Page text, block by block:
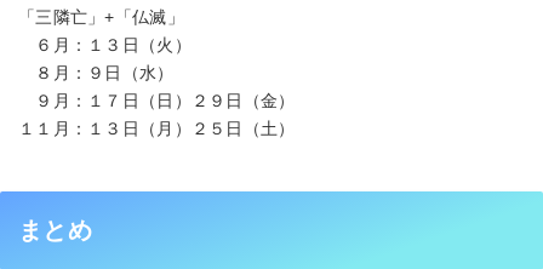
「三隣亡」+「仏滅」
６月：１３日（火）
８月：９日（水）
９月：１７日（日）２９日（金）
１１月：１３日（月）２５日（土）
まとめ